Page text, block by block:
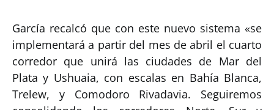
García recalcó que con este nuevo sistema «se
implementará a partir del mes de abril el cuarto
corredor que unirá las ciudades de Mar del
Plata y Ushuaia, con escalas en Bahía Blanca,
Trelew, y Comodoro Rivadavia. Seguiremos